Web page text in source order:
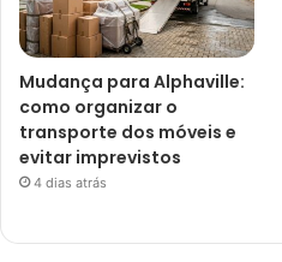
Mudança para Alphaville:
como organizar o
transporte dos móveis e
evitar imprevistos
4 dias atrás